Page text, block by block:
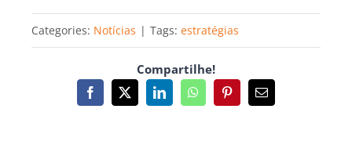
Categories: Notícias | Tags: estratégias
Compartilhe!
Facebook
X LinkedInWhatsAppPinterestEmail